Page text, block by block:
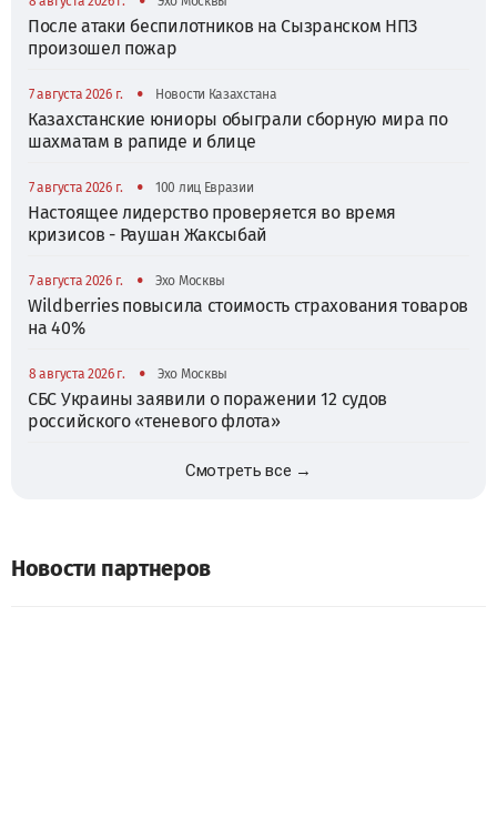
После атаки беспилотников на Сызранском НПЗ
произошел пожар
7 августа 2026 г. • Новости Казахстана
Казахстанские юниоры обыграли сборную мира по
шахматам в рапиде и блице
7 августа 2026 г. • 100 лиц Евразии
Настоящее лидерство проверяется во время
кризисов - Раушан Жаксыбай
7 августа 2026 г. • Эхо Москвы
Wildberries повысила стоимость страхования товаров
на 40%
8 августа 2026 г. • Эхо Москвы
СБС Украины заявили о поражении 12 судов
российского «теневого флота»
Смотреть все →
Новости партнеров